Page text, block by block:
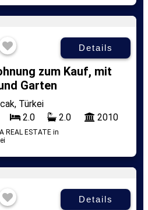
Details
zum Kauf, mit
Garten
Türkei
2.0 2.0 2010
REAL ESTATE in
Details